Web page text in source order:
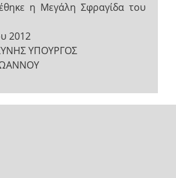
η Μεγάλη Σφραγίδα του
2012
ΥΠΟΥΡΓΟΣ